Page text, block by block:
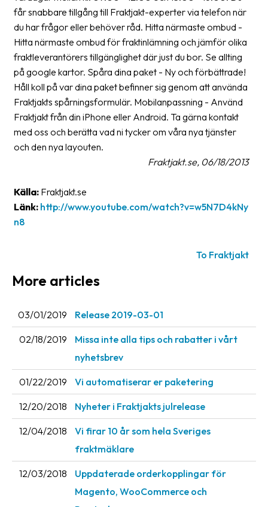
Support
About
the
company
About
Fraktjakt
Media
&
career
Contact
Terms
Terms
conditions
and
dangerous
får snabbare tillgång till Fraktjakt-experter via telefon när
du har frågor eller behöver råd. Hitta närmaste ombud -
Hitta närmaste ombud för fraktinlämning och jämför olika
fraktleverantörers tillgänglighet där just du bor. Se allting
på google kartor. Spåra dina paket - Ny och förbättrade!
Håll koll på var dina paket befinner sig genom att använda
Fraktjakts spårningsformulär. Mobilanpassning - Använd
Fraktjakt från din iPhone eller Android. Ta gärna kontakt
med oss och berätta vad ni tycker om våra nya tjänster
och den nya layouten.
Fraktjakt.se, 06/18/2013
Källa: Fraktjakt.se
Länk: http://www.youtube.com/watch?v=w5N7D4kNy
n8
To Fraktjakt
More articles
03/01/2019 Release 2019-03-01
02/18/2019
Missa inte alla tips och rabatter i vårt
nyhetsbrev
01/22/2019 Vi automatiserar er paketering
12/20/2018 Nyheter i Fraktjakts julrelease
12/04/2018
Vi firar 10 år som hela Sveriges
fraktmäklare
12/03/2018
Uppdaterade orderkopplingar för
Magento, WooCommerce och